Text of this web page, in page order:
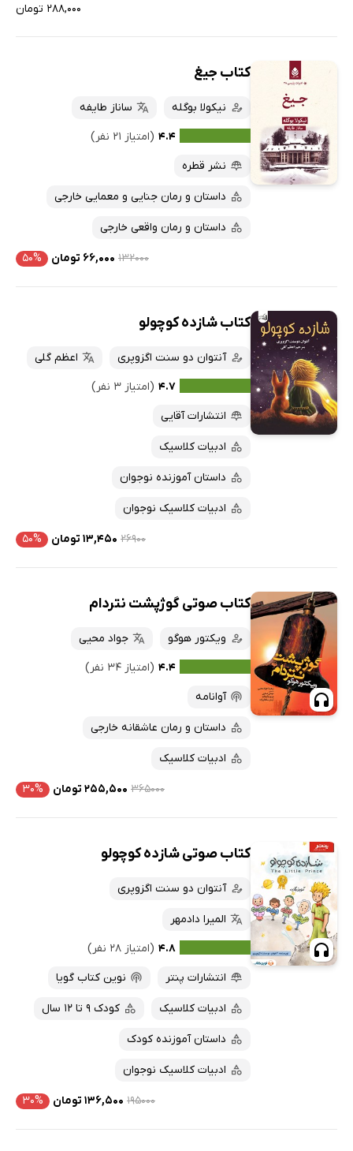
۲۸۸,۰۰۰ تومان
کتاب جیغ
نیکولا بوگله
ساناز طایفه
۴.۴ (امتیاز ۲۱ نفر)
نشر قطره
داستان و رمان جنایی و معمایی خارجی
داستان و رمان واقعی خارجی
۱۳۲۰۰۰ ۶۶,۰۰۰ تومان ۵۰%
کتاب شازده کوچولو
آنتوان دو سنت اگزوپری
اعظم گلی
۴.۷ (امتیاز ۳ نفر)
انتشارات آقایی
ادبیات کلاسیک
داستان آموزنده نوجوان
ادبیات کلاسیک نوجوان
۲۶۹۰۰ ۱۳,۴۵۰ تومان ۵۰%
کتاب صوتی گوژپشت نتردام
ویکتور هوگو
جواد محیی
۴.۴ (امتیاز ۳۴ نفر)
آوانامه
داستان و رمان عاشقانه خارجی
ادبیات کلاسیک
۳۶۵۰۰۰ ۲۵۵,۵۰۰ تومان ۳۰%
کتاب صوتی شازده کوچولو
آنتوان دو سنت اگزوپری
المیرا دادمهر
۴.۸ (امتیاز ۲۸ نفر)
انتشارات پنتر
نوین کتاب گویا
ادبیات کلاسیک کودک 9 تا 12 سال
داستان آموزنده کودک
ادبیات کلاسیک نوجوان
۱۹۵۰۰۰ ۱۳۶,۵۰۰ تومان ۳۰%